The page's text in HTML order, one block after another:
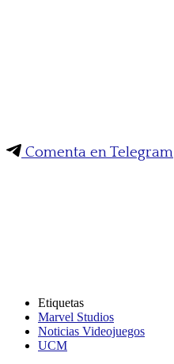
Comenta en Telegram
Etiquetas
Marvel Studios
Noticias Videojuegos
UCM